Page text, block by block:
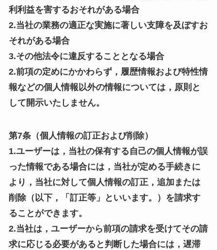
利利益を害するおそれがある場合
2.当社の業務の適正な実施に著しい支障を及ぼすお
それがある場合
3.その他法令に違反することとなる場合
2.前項の定めにかかわらず，履歴情報および特性情
報などの個人情報以外の情報については，原則と
して開示いたしません。
第7条（個人情報の訂正および削除）
1.ユーザーは，当社の保有する自己の個人情報が誤
った情報である場合には，当社が定める手続きに
より，当社に対して個人情報の訂正，追加または
削除（以下，「訂正等」といいます。）を請求す
ることができます。
2.当社は，ユーザーから前項の請求を受けてその請
求に応じる必要があると判断した場合には，遅滞